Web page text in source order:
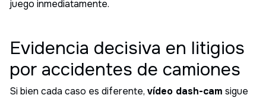
juego inmediatamente.
Evidencia decisiva en litigios
por accidentes de camiones
Si bien cada caso es diferente, vídeo dash-cam sigue